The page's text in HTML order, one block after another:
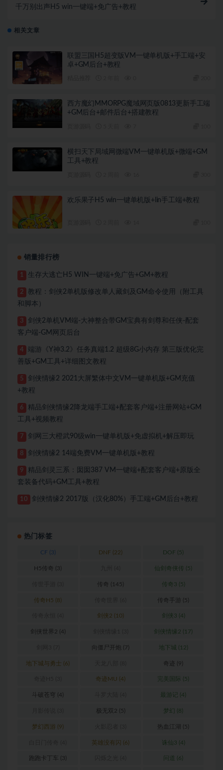
千万别出声H5 win一键端+免广告+教程
相关文章
联盟三国H5超变版VM一键单机版+手工端+安
卓+GM后台+教程
西方魔幻MMORPG魔域网页版0813更新手工端
+GM后台+邮件后台+搭建教程
横扫天下局域网微端VM一键单机版+微端+GM
工具+教程
欢乐果子H5 win一键单机版+lin手工端+教程
销量排行榜
1 生存大逃亡H5 WIN一键端+免广告+GM+教程
2
教程：剑侠2单机版修改单人藏剑及GM命令使用（附工具
和脚本）
3
剑侠2单机VM端-大神整合带GM宝典有剑尊和任侠-配套
客户端-GM网页后台
4
端游《Y神3.2》任务真端1.2 超级8G小内存 第三版优化完
善版+GM工具+详细图文教程
5
剑侠情缘2 2021大屏繁体中文VM一键单机版+GM充值
+教程
6
精品剑侠情缘2降龙端手工端+配套客户端+注册网站+GM
工具+视频教程
7 剑网三大橙武90级win一键单机版+免虚拟机+解压即玩
8 剑侠情缘2 14端免费VM一键单机版+教程
9
精品剑灵三系：囡囡387 VM一键端+配套客户端+原版全
套装备代码+GM工具+教程
10 剑侠情缘2 2017版（汉化80%）手工端+GM后台+教程
热门标签
CF (3) DNF (22) DOF (5)
H5传奇 (3) 仙剑奇侠传 (5)
传奇 (145) 传奇3 (5)
传奇H5 (8) 传奇手游 (5)
剑侠2 (10) 剑侠3 (4)
剑侠世界2 (4) 剑侠情缘2 (17)
向僵尸开炮 (7) 地下城 (12)
地下城与勇士 (6) 奇迹 (9)
奇迹MU (4) 完美国际 (5)
斗破苍穹 (4) 最游记 (4)
极无双2 (5) 梦幻 (8)
梦幻西游 (9) 热血江湖 (5)
英雄没有闪 (6) 诛仙3 (4)
跑跑卡丁车 (3) 问道 (6)